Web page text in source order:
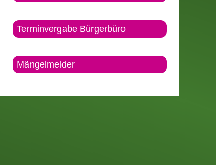
Terminvergabe Bürgerbüro
Mängelmelder